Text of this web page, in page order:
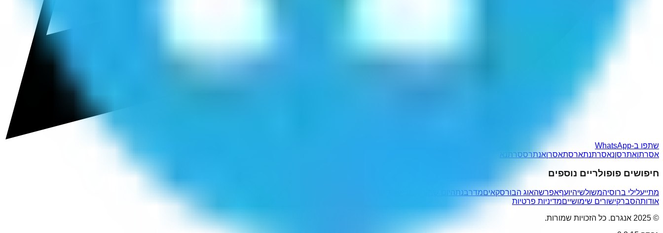
שתפו ב-WhatsApp
אסרתןאתרסןנאסרתנתארסתאסרןאנתרססרתנא
חיפושים פופולריים נוספים
מתייעלילי ברוסיהמשולשיהיועףאפרשהאוג הבורסקאיםמדרבנתה
אודותהסברקישורים שימושייםמדיניות פרטיות
© 2025 אנגרם. כל הזכויות שמורות.